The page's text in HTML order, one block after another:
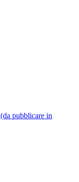
pubblicare in